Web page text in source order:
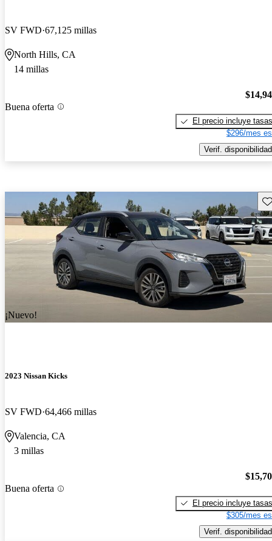
SV FWD 67,125 millas
North Hills, CA
14 millas
Buena oferta
El precio incluye tasas
$296/mes
Verif. disponibilidad
¡Nuevo!
2023 Nissan Kicks
SV FWD 64,466 millas
Valencia, CA
3 millas
Buena oferta
El precio incluye tasas
$305/mes
Verif. disponibilidad